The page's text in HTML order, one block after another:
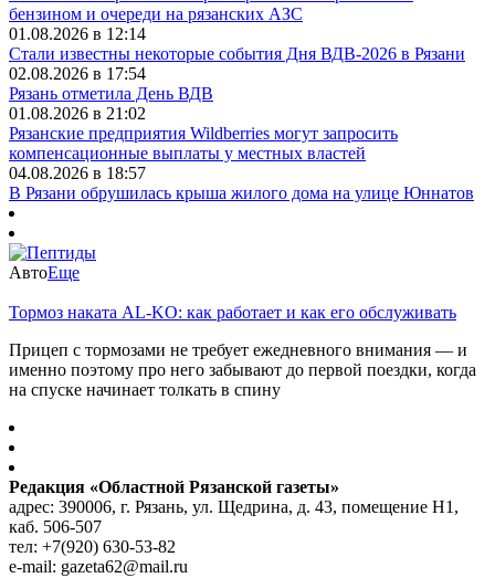
бензином и очереди на рязанских АЗС
01.08.2026 в 12:14
Стали известны некоторые события Дня ВДВ-2026 в Рязани
02.08.2026 в 17:54
Рязань отметила День ВДВ
01.08.2026 в 21:02
Рязанские предприятия Wildberries могут запросить
компенсационные выплаты у местных властей
04.08.2026 в 18:57
В Рязани обрушилась крыша жилого дома на улице Юннатов
АвтоЕще
Тормоз наката AL-KO: как работает и как его обслуживать
Прицеп с тормозами не требует ежедневного внимания — и
именно поэтому про него забывают до первой поездки, когда
на спуске начинает толкать в спину
Редакция «Областной Рязанской газеты»
адрес: 390006, г. Рязань, ул. Щедрина, д. 43, помещение Н1,
каб. 506-507
тел: +7(920) 630-53-82
e-mail: gazeta62@mail.ru